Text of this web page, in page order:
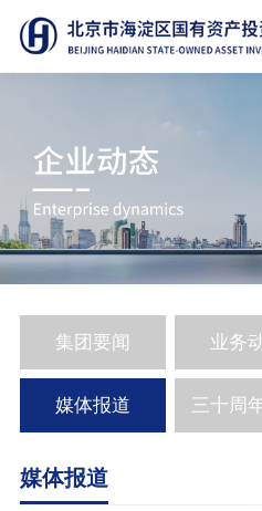
集团要闻 业务
媒体报道 三十周
媒体报道